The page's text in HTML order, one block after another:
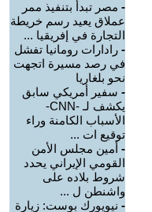
- مصر تبدأ بتنفيذ ممر
عملاق يعيد رسم خريطة
التجارة في إفريقيا ...
- رادارات رومانيا تفشل
في رصد مسيرة اتجهت
نحو بلغاريا
- سفير أمريكي سابق
يكشف لـ -CNN-
الأسباب الكامنة وراء
توقيع ات ...
- أمين مجلس الأمن
القومي الإيراني يحدد
شروط بلاده على
واشنطن ل ...
- نيويورك بوست: زيارة